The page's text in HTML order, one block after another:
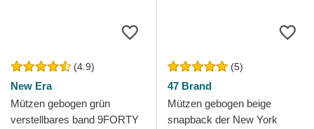
(4.9)
New Era
Mützen gebogen grün
verstellbares band 9FORTY
(5)
47 Brand
Mützen gebogen beige
snapback der New York